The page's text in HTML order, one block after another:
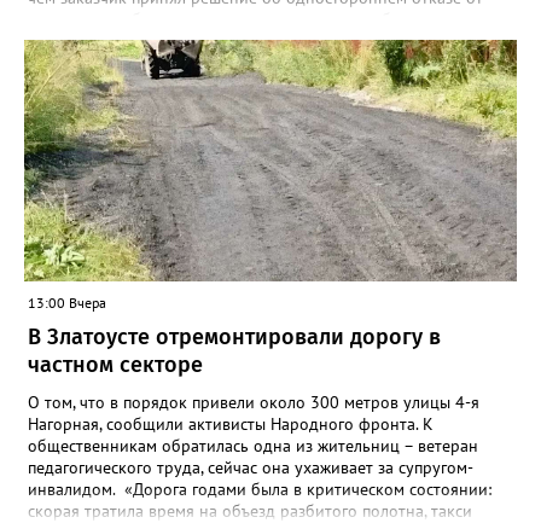
Челябинском УФАС. Антимонопольная служба приняла
решение включить ООО «ПИАЛ» в реестр недобросовестных
поставщиков. В чёрном списке уфимский подрядчик будет два
года.
13:00 Вчера
В Златоусте отремонтировали дорогу в
частном секторе
О том, что в порядок привели около 300 метров улицы 4-я
Нагорная, сообщили активисты Народного фронта. К
общественникам обратилась одна из жительниц – ветеран
педагогического труда, сейчас она ухаживает за супругом-
инвалидом. «Дорога годами была в критическом состоянии:
скорая тратила время на объезд разбитого полотна, такси